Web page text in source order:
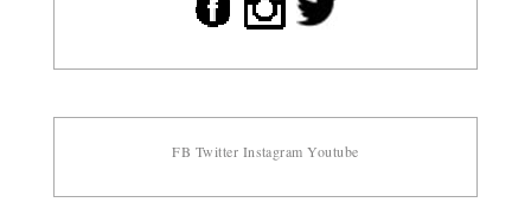
FB Twitter Instagram Youtube